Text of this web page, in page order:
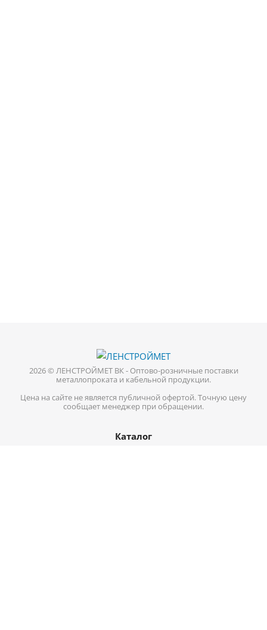
2026 © ЛЕНСТРОЙМЕТ ВК - Оптово-розничные поставки
металлопроката и кабельной продукции.
Цена на сайте не является публичной офертой. Точную цену
сообщает менеджер при обращении.
Каталог